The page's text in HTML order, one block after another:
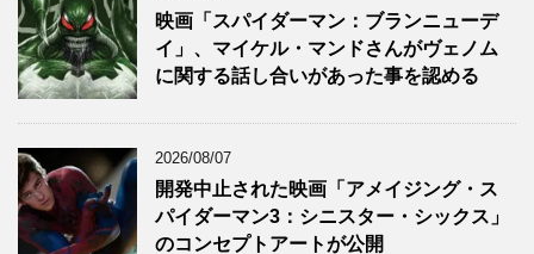
映画「スパイダーマン：ブランニューデ
イ」、マイケル・マンドさんがヴェノム
に関する話し合いがあった事を認める
2026/08/07
開発中止された映画「アメイジング・ス
パイダーマン3：シニスター・シックス」
のコンセプトアートが公開